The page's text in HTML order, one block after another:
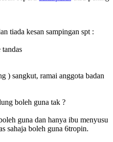
tiada kesan sampingan spt :
) sangkut, ramai anggota badan
boleh guna tak ?
guna dan hanya ibu menyusu
sahaja boleh guna 6tropin.